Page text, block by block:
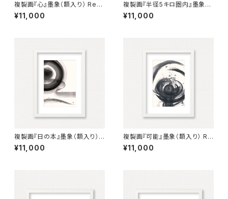
複製画『心』墨象（額入り） Repr
oduction Painting「Heart」
（Framed）
¥11,000
複製画『半径5キロ圏内』墨象
（額入り） Reproduction pain
ting「Within 5km radius」（Fr
¥11,000
複製画『日の本』墨象（額入り）
Reproduction painting「Lan
d of the Rising Sun」（Fram
¥11,000
複製画『可能』墨象（額入り） Re
production painting「possi
ble」（Framed）
¥11,000